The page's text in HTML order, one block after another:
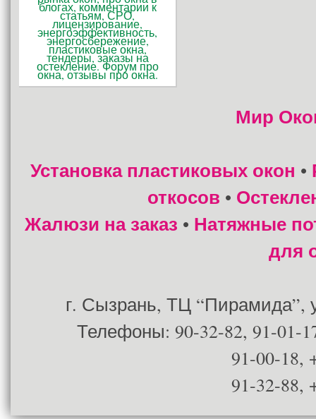
Мир
Установка пластиковых окон •
откосов •
Жалюзи на заказ • Натяжные
для
г. Сызрань, ТЦ “Пирамида”,
Телефоны: 90-32-82, 91-01-
91-00-18,
91-32-88,